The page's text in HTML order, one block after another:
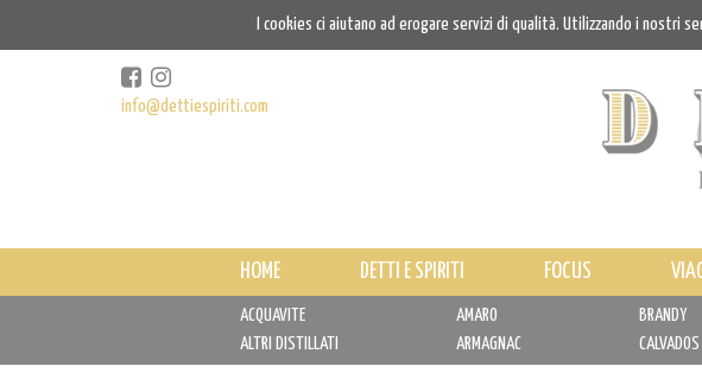
info@dettiespiriti.com
HOME DETTI E SPIRITI FOCUS
ACQUAVITE
ALTRI DISTILLATI
AMARO
ARMAGNAC
BRANDY
CALVADOS
I cookies ci aiutano ad erogare servizi di qualità. Utilizzando i nostri